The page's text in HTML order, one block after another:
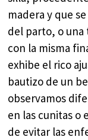
madera y que
del parto, o una
con la misma
exhibe el rico
bautizo de un
observamos
en las cunitas o
de evitar las